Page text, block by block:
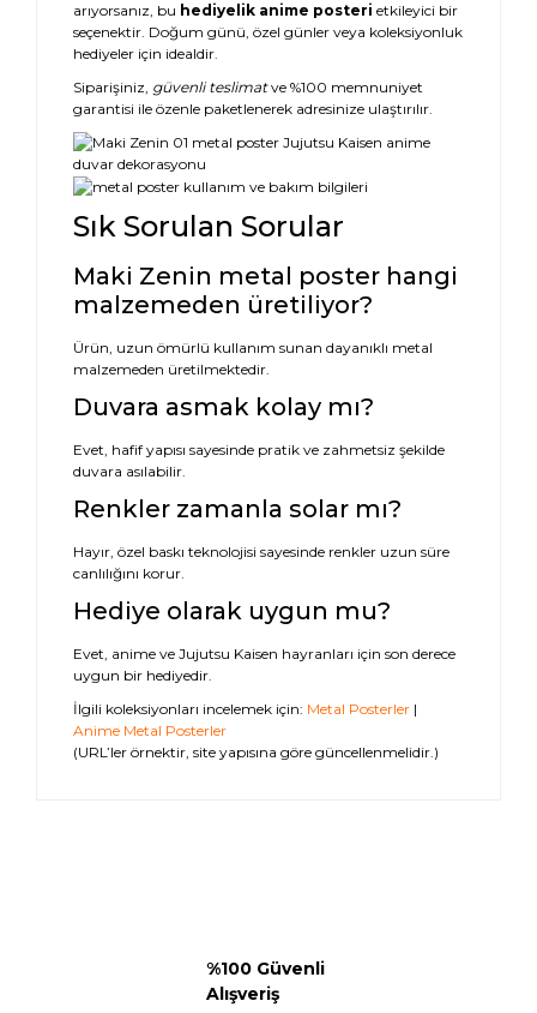
arıyorsanız, bu hediyelik anime posteri etkileyici bir
seçenektir. Doğum günü, özel günler veya koleksiyonluk
hediyeler için idealdir.
Siparişiniz, güvenli teslimatve %100 memnuniyet
garantisi ile özenle paketlenerek adresinize ulaştırılır.
Sık Sorulan Sorular
Maki Zenin metal poster hangi
malzemeden üretiliyor?
Ürün, uzun ömürlü kullanım sunan dayanıklı metal
malzemeden üretilmektedir.
Duvara asmak kolay mı?
Evet, hafif yapısı sayesinde pratik ve zahmetsiz şekilde
duvara asılabilir.
Renkler zamanla solar mı?
Hayır, özel baskı teknolojisi sayesinde renkler uzun süre
canlılığını korur.
Hediye olarak uygun mu?
Evet, anime ve Jujutsu Kaisen hayranları için son derece
uygun bir hediyedir.
İlgili koleksiyonları incelemek için: Metal Posterler |
Anime Metal Posterler
(URL’ler örnektir, site yapısına göre güncellenmelidir.)
%100 Güvenli
Alışveriş